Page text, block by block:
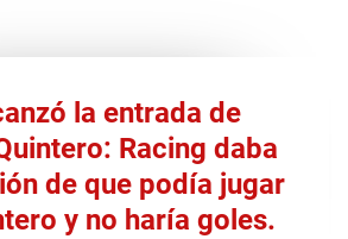
la entrada de
Racing daba
de que podía jugar
y no haría goles.